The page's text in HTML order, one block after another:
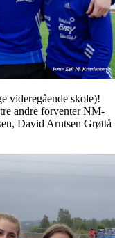
videregående skole)!
andre forventer NM-
David Arntsen Grøttå